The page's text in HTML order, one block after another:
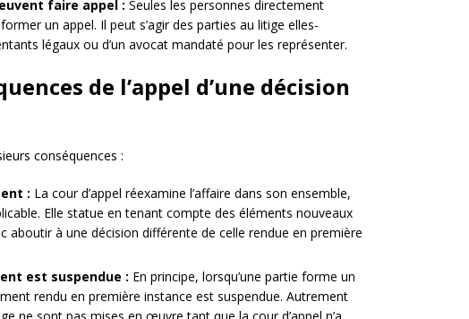
faire appel : Seules les personnes directement
un appel. Il peut s’agir des parties au litige elles-
légaux ou d’un avocat mandaté pour les représenter.
de l’appel d’une décision
conséquences :
: La cour d’appel réexamine l’affaire dans son ensemble,
Elle statue en tenant compte des éléments nouveaux
aboutir à une décision différente de celle rendue en première
est suspendue : En principe, lorsqu’une partie forme un
rendu en première instance est suspendue. Autrement